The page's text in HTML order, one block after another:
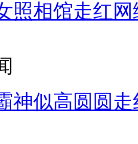
照相馆走红网
神似高圆圆走